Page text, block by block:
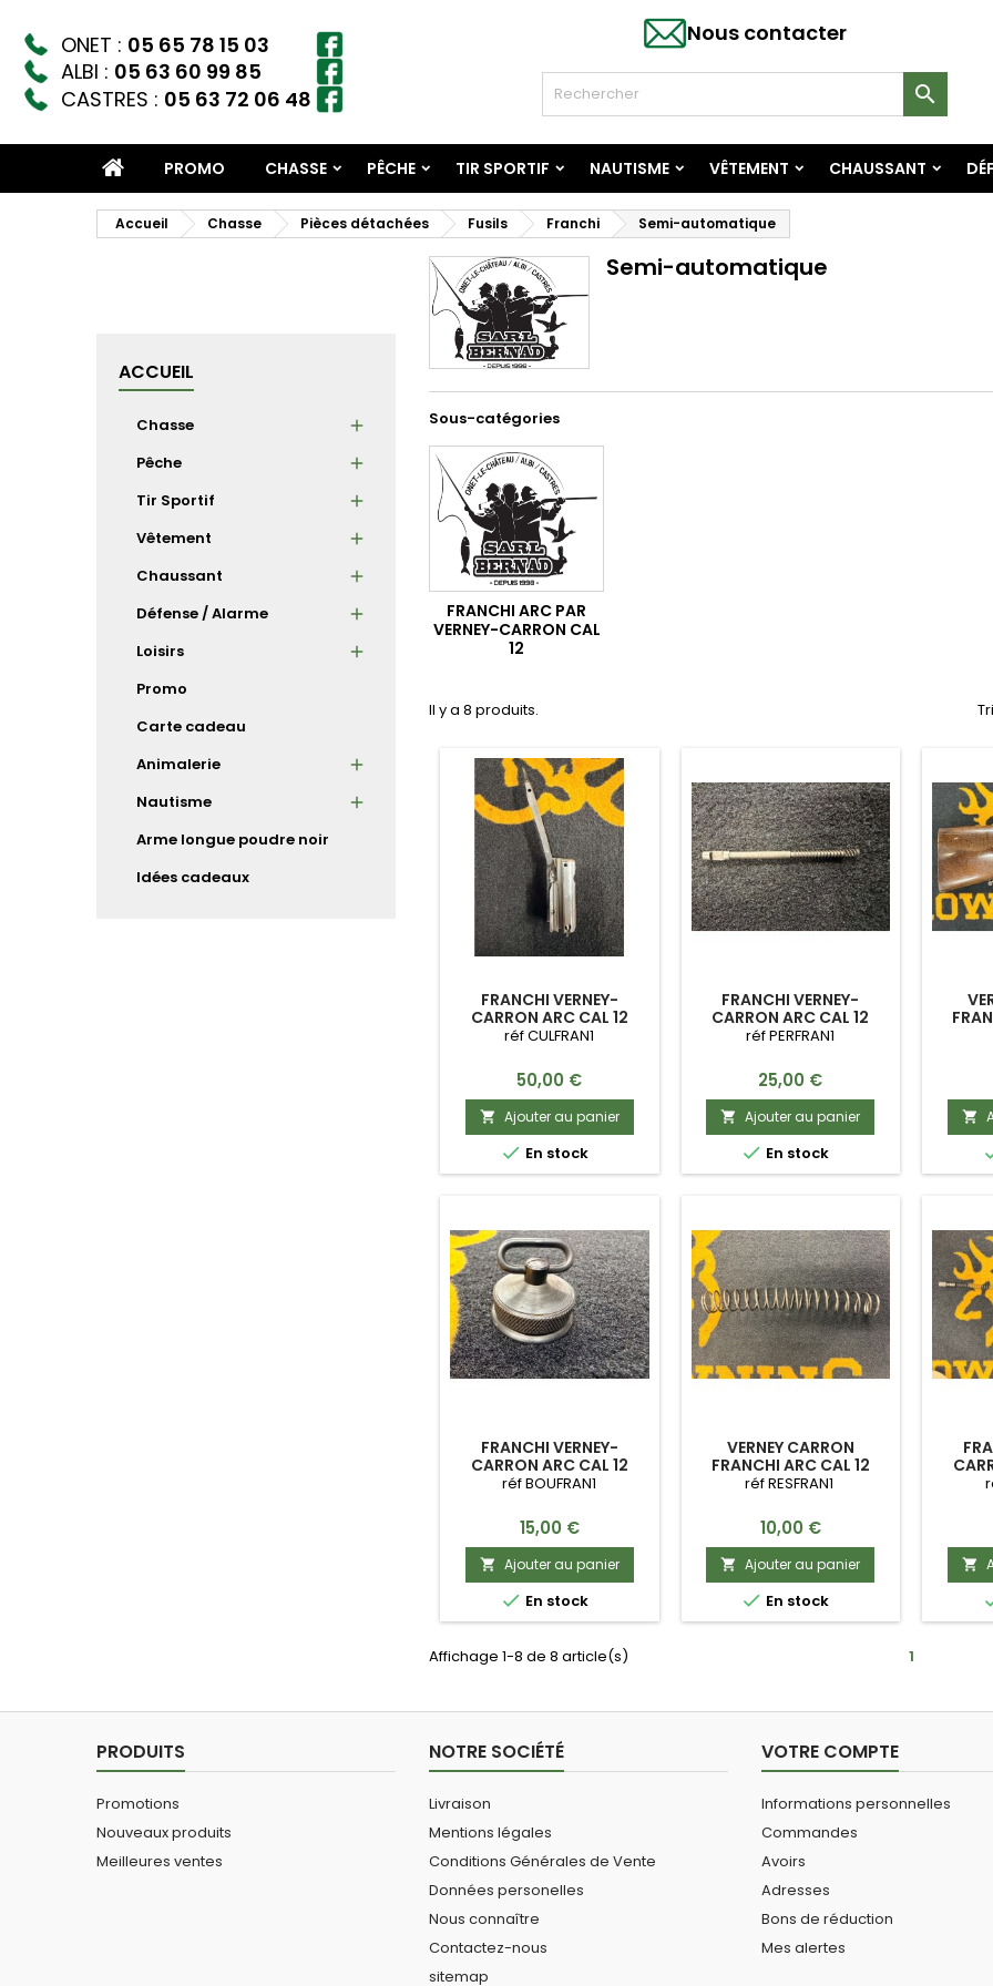
ONET : 05 65 78 15 03
ALBI : 05 63 60 99 85
CASTRES : 05 63 72 06 48
Nous contacter

PROMO CHASSE PÊCHE TIR SPORTIF NAUTISME VÊTEMENT CHAUSSANT
Accueil Chasse Pièces détachées Fusils Franchi Semi-automatique
ACCUEIL
Chasse
Pêche
Tir Sportif
Vêtement
Chaussant
Défense / Alarme
Loisirs
Promo
Carte cadeau
Animalerie
Nautisme
Arme longue poudre noir
Idées cadeaux
Semi-automatique
Sous-catégories
FRANCHI ARC PAR
VERNEY-CARRON CAL
12
Il y a 8 produits.
FRANCHI VERNEY-
CARRON ARC CAL 12
CULASSE OCCASION
réf CULFRAN1
Prix
50,00 €
 Ajouter au panier
 En stock
FRANCHI VERNEY-
CARRON ARC CAL 12
PERCUTEUR OCCASION
réf PERFRAN1
Prix
25,00 €
 Ajouter au panier
 En stock

FRANCHI VERNEY-
CARRON ARC CAL 12
BOUCHON MAGASIN
réf BOUFRAN1
Prix
15,00 €
 Ajouter au panier
 En stock
VERNEY CARRON
FRANCHI ARC CAL 12
RESSORT CANON
réf RESFRAN1
Prix
10,00 €
 Ajouter au panier
 En stock

Affichage 1-8 de 8 article(s) 1
PRODUITS
Promotions
Nouveaux produits
Meilleures ventes
NOTRE SOCIÉTÉ
Livraison
Mentions légales
Conditions Générales de Vente
Données personelles
Nous connaître
Contactez-nous
sitemap
VOTRE COMPTE
Informations personnelles
Commandes
Avoirs
Adresses
Bons de réduction
Mes alertes